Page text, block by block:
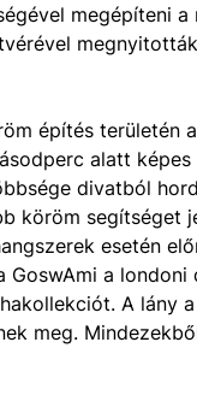
megépíteni
építés területén
alatt
divatból
köröm segítséget
esetén
GoswAmi a
A lány
meg.